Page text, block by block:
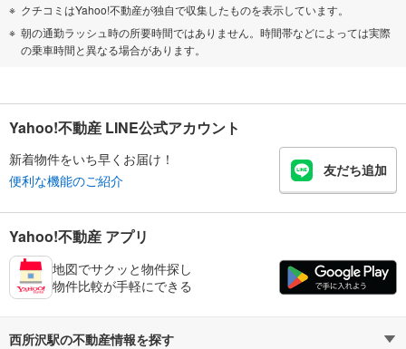
クチコミはYahoo!不動産が独自で収集したものを表示しています。
朝の通勤ラッシュ時の所要時間ではありません。時間帯などによっては実際
の乗車時間と異なる場合があります。
Yahoo!不動産 LINE公式アカウント
新着物件をいち早くお届け！
便利な機能のご紹介
友だち追加
Yahoo!不動産 アプリ
地図でサクッと物件探し
物件比較が手軽にできる
西所沢駅の不動産情報を探す